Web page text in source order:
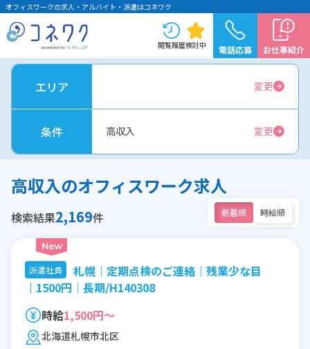
オフィスワークの求人・アルバイト・派遣はコネワク
閲覧履歴検討中 電話応募 お仕事紹介
エリア 変更
条件 高収入 変更
高収入のオフィスワーク求人
検索結果2,169件 新着順 時給順
派遣社員
札幌│定期点検のご連絡│残業少な目
│1500円│長期/H140308
時給1,500円～
北海道札幌市北区